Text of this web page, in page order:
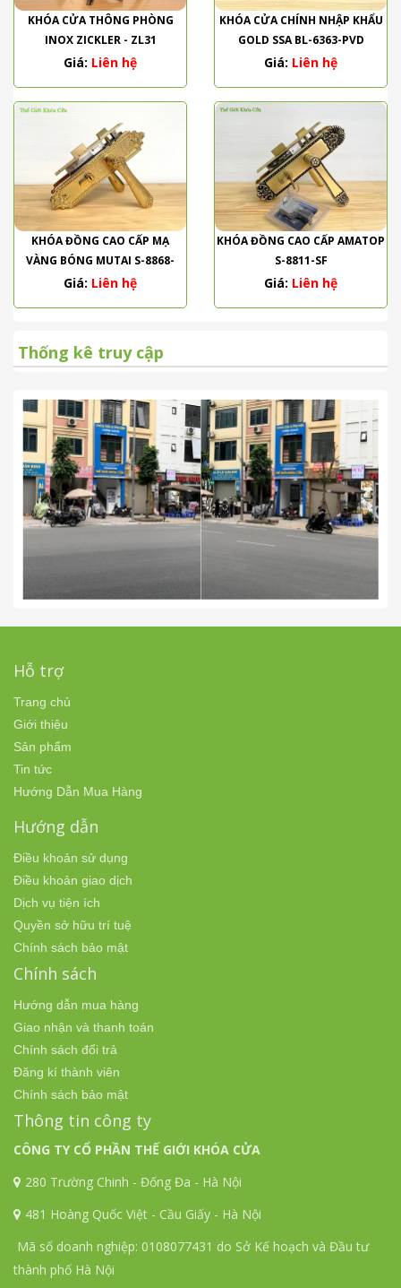
KHÓA CỬA THÔNG PHÒNG
INOX ZICKLER - ZL31
Giá: Liên hệ
KHÓA CỬA CHÍNH NHẬP KHẨU
GOLD SSA BL-6363-PVD
Giá: Liên hệ
KHÓA ĐỒNG CAO CẤP MẠ
VÀNG BÓNG MUTAI S-8868-
PVD
Giá: Liên hệ
KHÓA ĐỒNG CAO CẤP AMATOP
S-8811-SF
Giá: Liên hệ
Thống kê truy cập
Hỗ trợ
Trang chủ
Giới thiệu
Sản phẩm
Tin tức
Hướng Dẫn Mua Hàng
Hướng dẫn
Điều khoản sử dụng
Điều khoản giao dịch
Dịch vụ tiện ích
Quyền sở hữu trí tuệ
Chính sách bảo mật
Chính sách
Hướng dẫn mua hàng
Giao nhận và thanh toán
Chính sách đổi trả
Đăng kí thành viên
Chính sách bảo mật
Thông tin công ty
CÔNG TY CỔ PHẦN THẾ GIỚI KHÓA CỬA
280 Trường Chinh - Đống Đa - Hà Nội
481 Hoàng Quốc Việt - Cầu Giấy - Hà Nội
Mã số doanh nghiệp: 0108077431 do Sở Kế hoạch và Đầu tư
thành phố Hà Nội